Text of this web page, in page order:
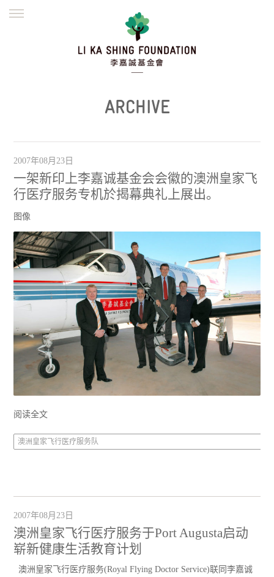
繁體
ARCHIVE
2007年08月23日
一架新印上李嘉诚基金会会徽的澳洲皇家飞
行医疗服务专机於揭幕典礼上展出。
图像
阅读全文
澳洲皇家飞行医疗服务队
2007年08月23日
澳洲皇家飞行医疗服务于Port Augusta启动
崭新健康生活教育计划
澳洲皇家飞行医疗服务(Royal Flying Doctor Service)联同李嘉诚